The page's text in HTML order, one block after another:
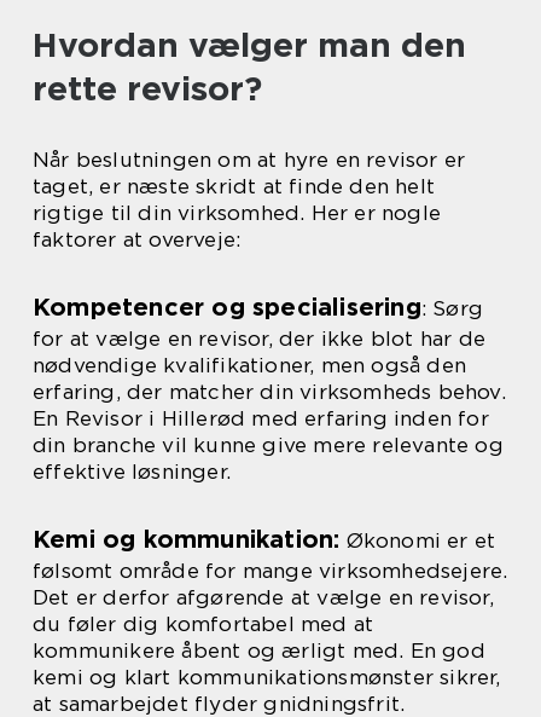
Hvordan vælger man den
rette revisor?
Når beslutningen om at hyre en revisor er
taget, er næste skridt at finde den helt
rigtige til din virksomhed. Her er nogle
faktorer at overveje:
Kompetencer og specialisering: Sørg
for at vælge en revisor, der ikke blot har de
nødvendige kvalifikationer, men også den
erfaring, der matcher din virksomheds behov.
En Revisor i Hillerød med erfaring inden for
din branche vil kunne give mere relevante og
effektive løsninger.
Kemi og kommunikation: Økonomi er et
følsomt område for mange virksomhedsejere.
Det er derfor afgørende at vælge en revisor,
du føler dig komfortabel med at
kommunikere åbent og ærligt med. En god
kemi og klart kommunikationsmønster sikrer,
at samarbejdet flyder gnidningsfrit.